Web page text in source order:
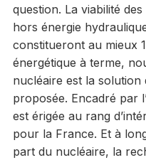
question. La viabilité
hors énergie
constitueront au mieux
énergétique à terme,
nucléaire est la solution
proposée. Encadré par
est érigée au rang
pour la France. Et à
part du nucléaire, la